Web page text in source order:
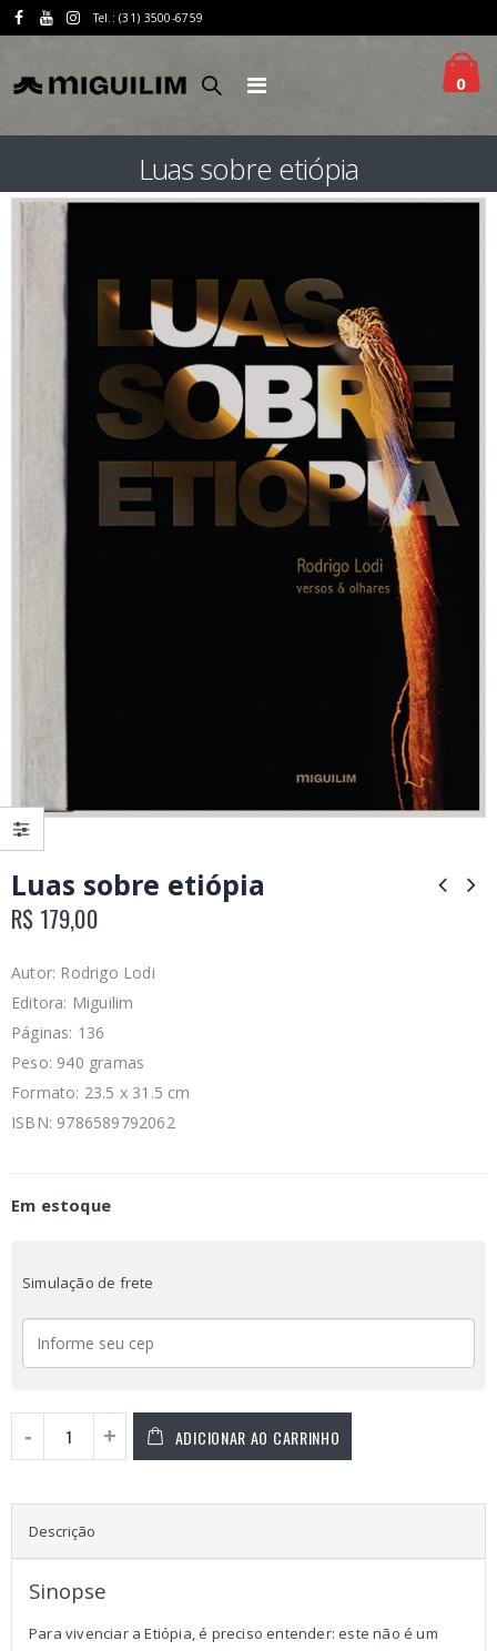
Tel.: (31) 3500-6759
0
Luas sobre etiópia
Luas sobre etiópia
R$ 179,00
Autor: Rodrigo Lodi
Editora: Miguilim
Páginas: 136
Peso: 940 gramas
Formato: 23.5 x 31.5 cm
ISBN: 9786589792062
Em estoque
Simulação de frete
ADICIONAR AO CARRINHO
Descrição
Sinopse
Para vivenciar a Etiópia, é preciso entender: este não é um